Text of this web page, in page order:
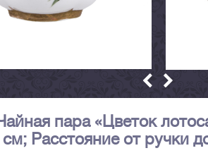
пара «Цветок
Расстояние от ручки